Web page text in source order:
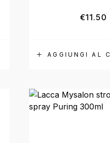
AGGIUNGI AL
€11.50